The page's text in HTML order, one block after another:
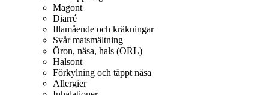
Magont
Diarré
Illamående och kräkningar
Svår matsmältning
Öron, näsa, hals (ORL)
Halsont
Förkylning och täppt näsa
Allergier